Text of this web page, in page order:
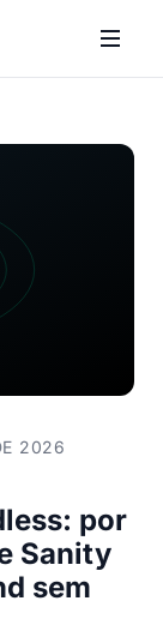
2026
por
Sanity
sem